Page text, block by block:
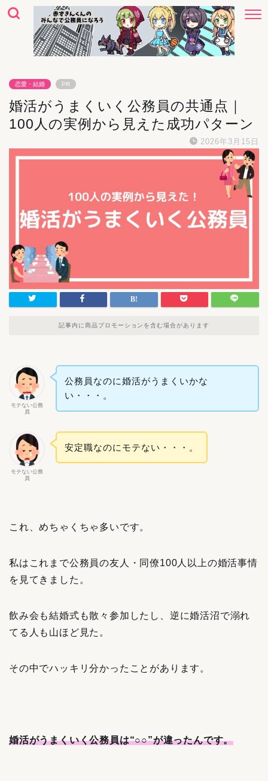
恋愛・結婚 PR
婚活がうまくいく公務員の共通点｜
100人の実例から見えた成功パターン
2026年3月15日
記事内に商品プロモーションを含む場合があります
モテない公務
員
公務員なのに婚活がうまくいかな
い・・・。
モテない公務
員
安定職なのにモテない・・・。
これ、めちゃくちゃ多いです。
私はこれまで公務員の友人・同僚100人以上の婚活事情
を見てきました。
飲み会も結婚式も散々参加したし、逆に婚活沼で溺れ
てる人も山ほど見た。
その中でハッキリ分かったことがあります。
婚活がうまくいく公務員は“○○”が違ったんです。